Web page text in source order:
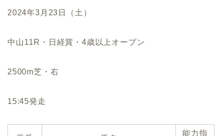
2024年3月23日（土）
中山11R・日経賞・4歳以上オープン
2500m芝・右
15:45発走
能力指